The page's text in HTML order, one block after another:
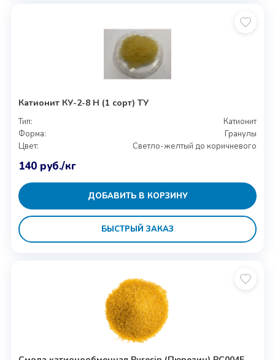
Катионит КУ-2-8 Н (1 сорт) ТУ
Тип:
Катионит
Форма:
Гранулы
Цвет:
Светло-желтый до коричневого
140 руб./кг
ДОБАВИТЬ В КОРЗИНУ
БЫСТРЫЙ ЗАКАЗ